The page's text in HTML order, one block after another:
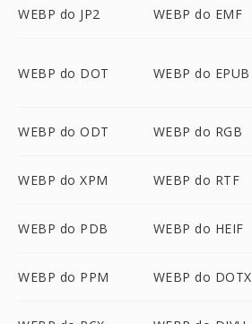
WEBP do JP2 WEBP do EMF
WEBP do DOT WEBP do EPUB
WEBP do ODT WEBP do RGB
WEBP do XPM WEBP do RTF
WEBP do PDB WEBP do HEIF
WEBP do PPM WEBP do DOTX